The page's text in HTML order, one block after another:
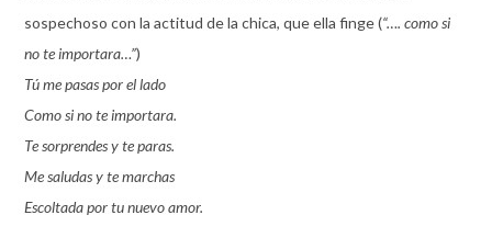
sospechoso con la actitud de la chica, que ella finge (“…. como si
no te importara…”)
Tú me pasas por el lado
Como si no te importara.
Te sorprendes y te paras.
Me saludas y te marchas
Escoltada por tu nuevo amor.